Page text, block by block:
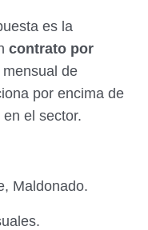
es la
contrato por
de
por encima de
el sector.
Maldonado.